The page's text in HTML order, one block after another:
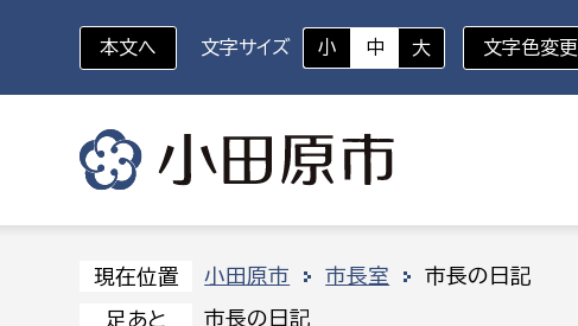
いざというときに
対象者を選択
組織から探す
本文へ 文字サイズ 小 中 大 文字色変更
現在位置 小田原市 市長室 市長の日記
足あと 市長の日記